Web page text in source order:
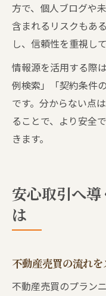
方で、個人ブログや
含まれるリスクもあ
し、信頼性を重視し
情報源を活用する際
例検索」「契約条件
です。分からない点
ることで、より安全
きます。
安心取引へ
は
不動産売買の流れ
不動産売買のプラン